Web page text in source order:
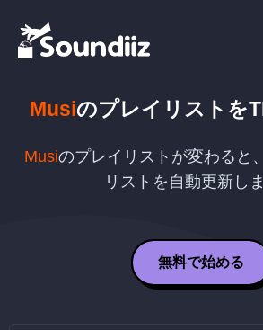
Musiのプレイリストを
Musiのプレイリストが変わると、
リストを自動更新しま
無料で始める